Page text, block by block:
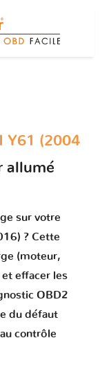
Y61 (2004
allumé
sur votre
? Cette
(moteur,
et effacer les
OBD2
du défaut
contrôle